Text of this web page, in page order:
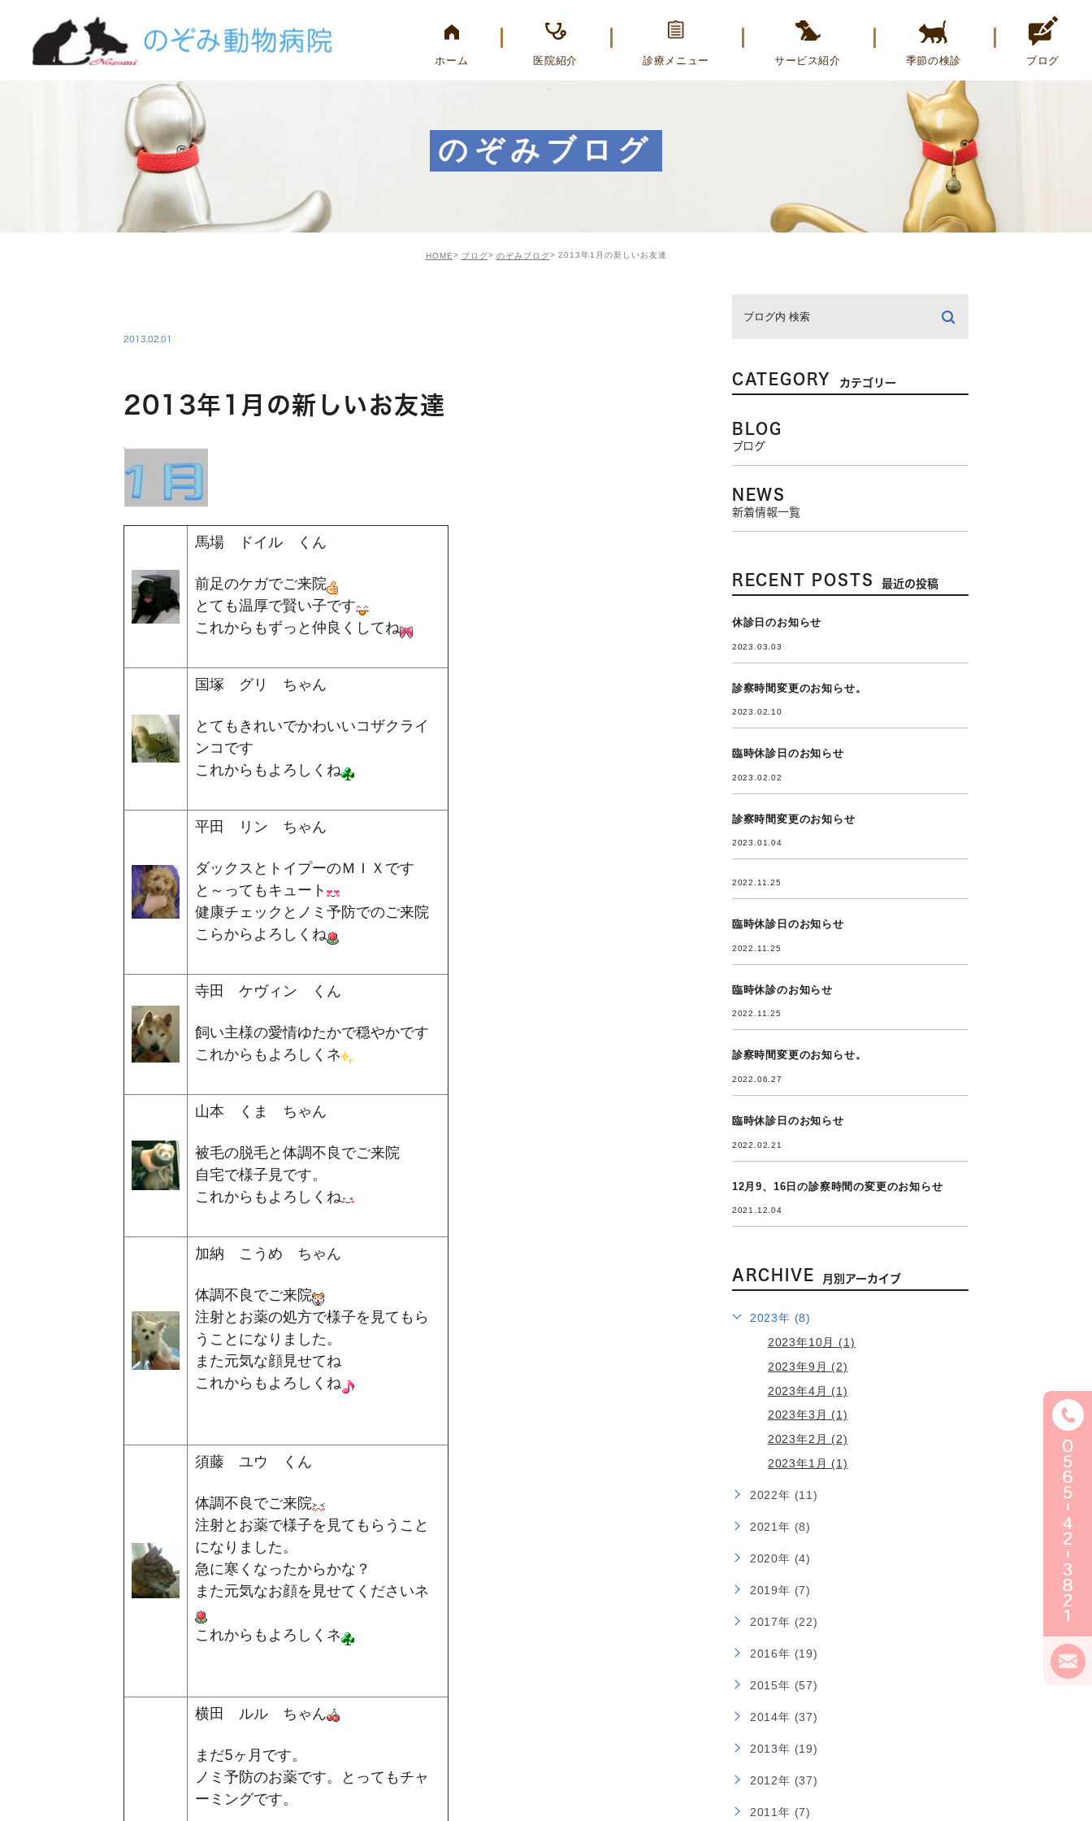
ホーム 医院紹介 診療メニュー サービス紹介 季節の検診 ブログ
のぞみブログ
トリミングブログ
誕生日のお友達を紹介
のぞみブログ
HOME ブログ のぞみブログ 2013年1月の新しいお友達
2013.02.01
2013年1月の新しいお友達
馬場 ドイル くん
前足のケガでご来院
とても温厚で賢い子です
これからもずっと仲良くしてね
国塚 グリ ちゃん
とてもきれいでかわいいコザクライ
ンコです
これからもよろしくね
平田 リン ちゃん
ダックスとトイプーのＭＩＸです
と～ってもキュート
健康チェックとノミ予防でのご来院
こらからよろしくね
寺田 ケヴィン くん
飼い主様の愛情ゆたかで穏やかです
これからもよろしくネ
山本 くま ちゃん
被毛の脱毛と体調不良でご来院
自宅で様子見です。
これからもよろしくね
加納 こうめ ちゃん
体調不良でご来院
注射とお薬の処方で様子を見てもら
うことになりました。
また元気な顔見せてね
これからもよろしくね
須藤 ユウ くん
体調不良でご来院
注射とお薬で様子を見てもらうこと
になりました。
急に寒くなったからかな？
また元気なお顔を見せてくださいネ
これからもよろしくネ
横田 ルル ちゃん
まだ5ヶ月です。
ノミ予防のお薬です。とってもチャ
ーミングです。
CATEGORY カテゴリー
BLOG
ブログ
NEWS
新着情報一覧
RECENT POSTS 最近の投稿
休診日のお知らせ
2023.03.03
診察時間変更のお知らせ。
2023.02.10
臨時休診日のお知らせ
2023.02.02
診察時間変更のお知らせ
2023.01.04
2022.11.25
臨時休診日のお知らせ
2022.11.25
臨時休診のお知らせ
2022.11.25
診察時間変更のお知らせ。
2022.06.27
臨時休診日のお知らせ
2022.02.21
12月9、16日の診察時間の変更のお知らせ
2021.12.04
ARCHIVE 月別アーカイブ
2023年 (8)
2023年10月 (1)
2023年9月 (2)
2023年4月 (1)
2023年3月 (1)
2023年2月 (2)
2023年1月 (1)
2022年 (11)
2021年 (8)
2020年 (4)
2019年 (7)
2017年 (22)
2016年 (19)
2015年 (57)
2014年 (37)
2013年 (19)
2012年 (37)
2011年 (7)